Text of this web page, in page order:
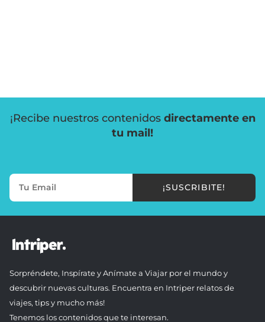
¡Recibe nuestros contenidos directamente en
tu mail!
¡SUSCRIBITE!
Sorpréndete, Inspírate y Anímate a Viajar por el mundo y
descubrir nuevas culturas. Encuentra en Intriper relatos de
viajes, tips y mucho más!
Tenemos los contenidos que te interesan.